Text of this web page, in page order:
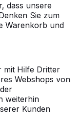
dass unsere
Sie zum
Warenkorb und
mit Hilfe Dritter
Webshops von
weiterhin
Kunden
sind
03-
2022